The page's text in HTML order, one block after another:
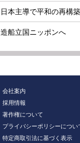
日本主導で平和の再構
造船立国ニッポンへ
会社案内
採用情報
著作権について
プライバシーポリシーについ
特定商取引法に基づく表示